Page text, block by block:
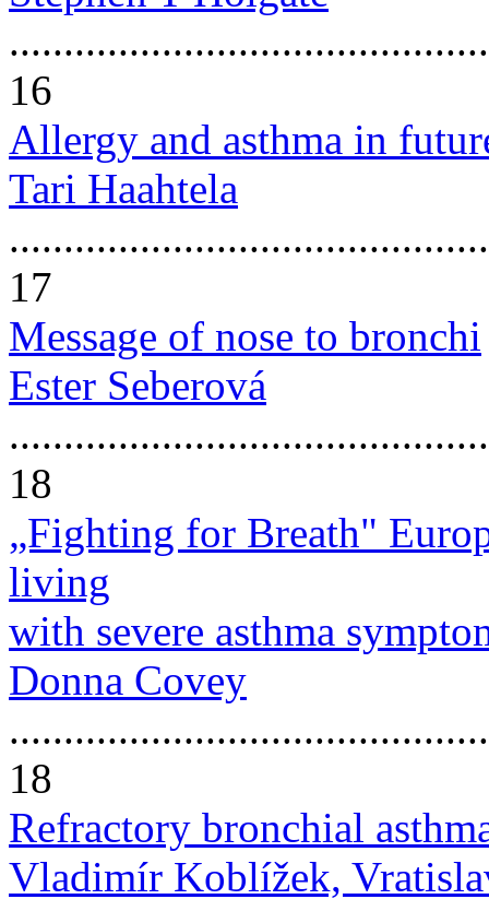
16
Allergy and asthma in
Tari Haahtela
17
Message of nose to bronchi
Ester Seberová
18
„Fighting for Breath"
living
with severe asthma
Donna Covey
18
Refractory bronchial
Vladimír Koblížek,